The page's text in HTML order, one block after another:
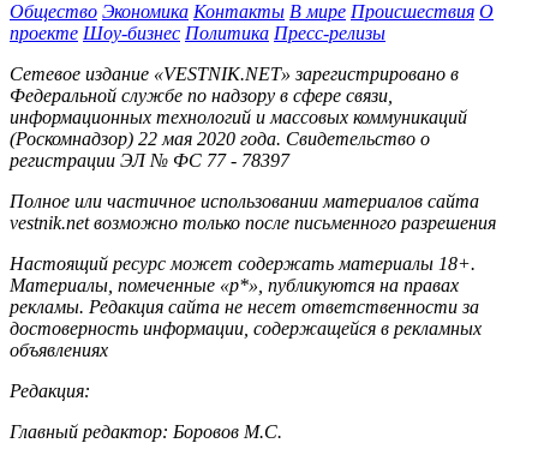
Общество Экономика Контакты В мире Происшествия О
проекте Шоу-бизнес Политика Пресс-релизы
Сетевое издание «VESTNIK.NET» зарегистрировано в
Федеральной службе по надзору в сфере связи,
информационных технологий и массовых коммуникаций
(Роскомнадзор) 22 мая 2020 года. Свидетельство о
регистрации ЭЛ № ФС 77 - 78397
Полное или частичное использовании материалов сайта
vestnik.net возможно только после письменного разрешения
Настоящий ресурс может содержать материалы 18+.
Материалы, помеченные «р*», публикуются на правах
рекламы. Редакция сайта не несет ответственности за
достоверность информации, содержащейся в рекламных
объявлениях
Редакция:
Главный редактор: Боровов М.С.